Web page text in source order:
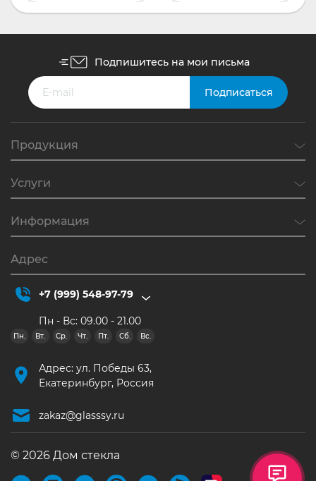
Подпишитесь на мои письма
Продукция
Услуги
Информация
Адрес
+7 (999) 548-97-79
Пн - Вс: 09.00 - 21.00
Пн. Вт. Ср. Чт. Пт. Сб. Вс.
Адрес: ул. Победы 63,
Екатеринбург, Россия
zakaz@glasssy.ru
© 2026 Дом стекла